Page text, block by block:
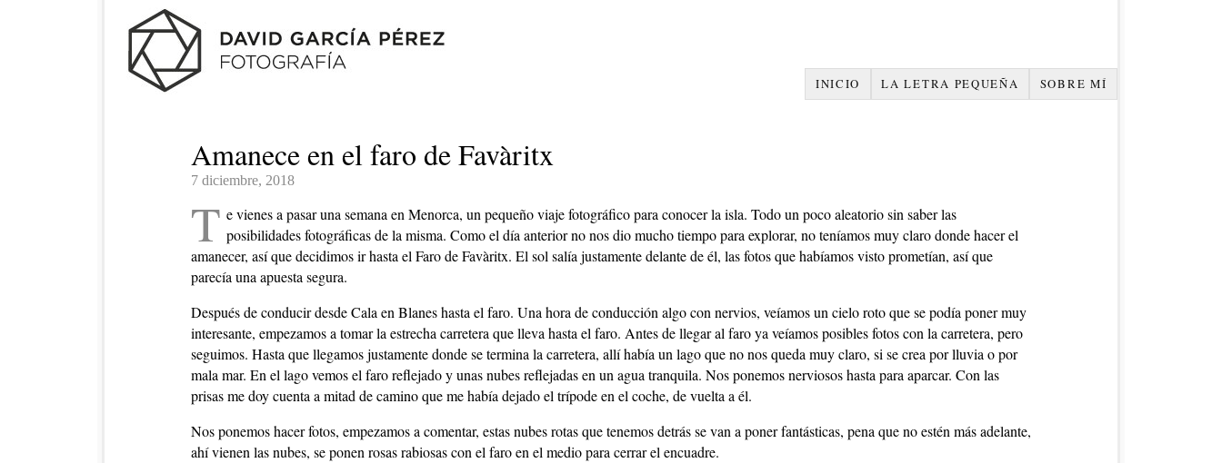
INICIO LA LETRA PEQUEÑA SOBRE MÍ
Amanece en el faro de Favàritx
7 diciembre, 2018
T e vienes a pasar una semana en Menorca, un pequeño viaje fotográfico para conocer la isla. Todo un poco aleatorio sin saber las
posibilidades fotográficas de la misma. Como el día anterior no nos dio mucho tiempo para explorar, no teníamos muy claro donde hacer el
amanecer, así que decidimos ir hasta el Faro de Favàritx. El sol salía justamente delante de él, las fotos que habíamos visto prometían, así que
parecía una apuesta segura.
Después de conducir desde Cala en Blanes hasta el faro. Una hora de conducción algo con nervios, veíamos un cielo roto que se podía poner muy
interesante, empezamos a tomar la estrecha carretera que lleva hasta el faro. Antes de llegar al faro ya veíamos posibles fotos con la carretera, pero
seguimos. Hasta que llegamos justamente donde se termina la carretera, allí había un lago que no nos queda muy claro, si se crea por lluvia o por
mala mar. En el lago vemos el faro reflejado y unas nubes reflejadas en un agua tranquila. Nos ponemos nerviosos hasta para aparcar. Con las
prisas me doy cuenta a mitad de camino que me había dejado el trípode en el coche, de vuelta a él.
Nos ponemos hacer fotos, empezamos a comentar, estas nubes rotas que tenemos detrás se van a poner fantásticas, pena que no estén más adelante,
ahí vienen las nubes, se ponen rosas rabiosas con el faro en el medio para cerrar el encuadre.